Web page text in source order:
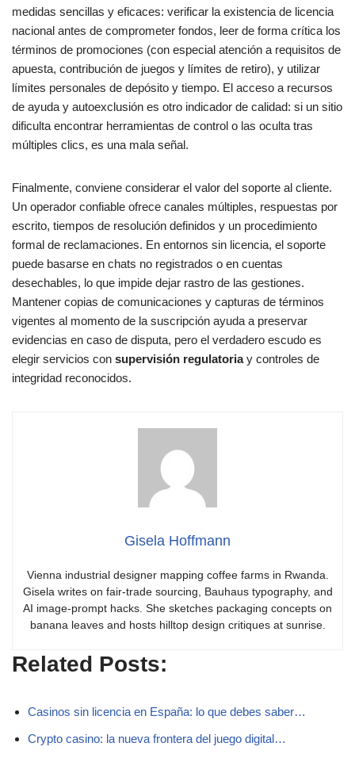
medidas sencillas y eficaces: verificar la existencia de licencia
nacional antes de comprometer fondos, leer de forma crítica los
términos de promociones (con especial atención a requisitos de
apuesta, contribución de juegos y límites de retiro), y utilizar
límites personales de depósito y tiempo. El acceso a recursos
de ayuda y autoexclusión es otro indicador de calidad: si un sitio
dificulta encontrar herramientas de control o las oculta tras
múltiples clics, es una mala señal.
Finalmente, conviene considerar el valor del soporte al cliente.
Un operador confiable ofrece canales múltiples, respuestas por
escrito, tiempos de resolución definidos y un procedimiento
formal de reclamaciones. En entornos sin licencia, el soporte
puede basarse en chats no registrados o en cuentas
desechables, lo que impide dejar rastro de las gestiones.
Mantener copias de comunicaciones y capturas de términos
vigentes al momento de la suscripción ayuda a preservar
evidencias en caso de disputa, pero el verdadero escudo es
elegir servicios con supervisión regulatoriay controles de
integridad reconocidos.
Gisela Hoffmann
Vienna industrial designer mapping coffee farms in Rwanda.
Gisela writes on fair-trade sourcing, Bauhaus typography, and
AI image-prompt hacks. She sketches packaging concepts on
banana leaves and hosts hilltop design critiques at sunrise.
Related Posts:
Casinos sin licencia en España: lo que debes saber…
Crypto casino: la nueva frontera del juego digital…